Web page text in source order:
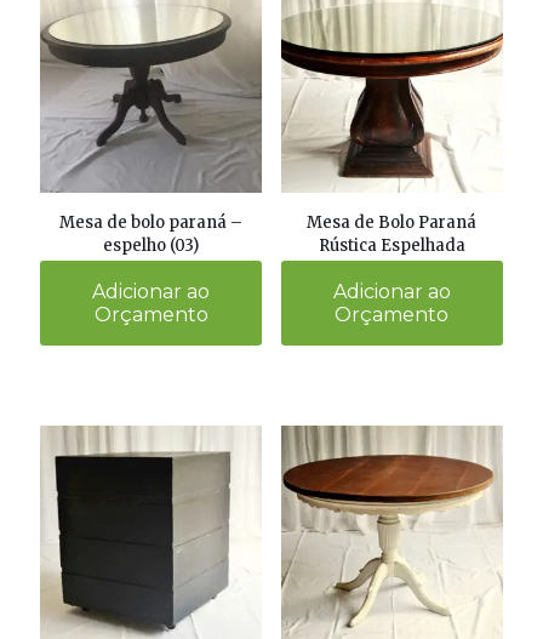
Mesa de bolo paraná –
espelho (03)
Adicionar ao
Orçamento
Mesa de Bolo Paraná
Rústica Espelhada
Adicionar ao
Orçamento